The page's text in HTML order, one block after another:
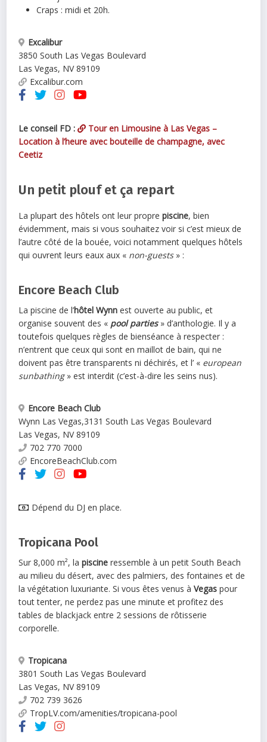
Craps : midi et 20h.
Excalibur
3850 South Las Vegas Boulevard
Las Vegas, NV 89109
Excalibur.com
Le conseil FD :
Tour en Limousine à Las Vegas –
Location à l’heure avec bouteille de champagne, avec
Ceetiz
Un petit plouf et ça repart
La plupart des hôtels ont leur proprepiscine, bien
évidemment, mais si vous souhaitez voir si c’est mieux de
l’autre côté de la bouée, voici notamment quelques hôtels
qui ouvrent leurs eaux aux « non-guests» :
Encore Beach Club
La piscine de l’hôtel Wynn est ouverte au public, et
organise souvent des « pool parties» d’anthologie. Il y a
toutefois quelques règles de bienséance à respecter :
n’entrent que ceux qui sont en maillot de bain, qui ne
doivent pas être transparents ni déchirés, et l’ « european
sunbathing» est interdit (c’est-à-dire les seins nus).
Encore Beach Club
Wynn Las Vegas,3131 South Las Vegas Boulevard
Las Vegas, NV 89109
702 770 7000
EncoreBeachClub.com
Dépend du DJ en place.
Tropicana Pool
Sur 8,000 m², lapiscine ressemble à un petit South Beach
au milieu du désert, avec des palmiers, des fontaines et de
la végétation luxuriante. Si vous êtes venus àVegas pour
tout tenter, ne perdez pas une minute et profitez des
tables de blackjack entre 2 sessions de rôtisserie
corporelle.
Tropicana
3801 South Las Vegas Boulevard
Las Vegas, NV 89109
702 739 3626
TropLV.com/amenities/tropicana-pool